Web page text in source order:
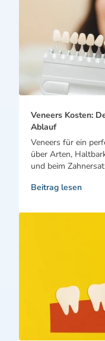
Veneers Kosten:
Ablauf
Veneers für ein
über Arten,
und beim
Beitrag lesen